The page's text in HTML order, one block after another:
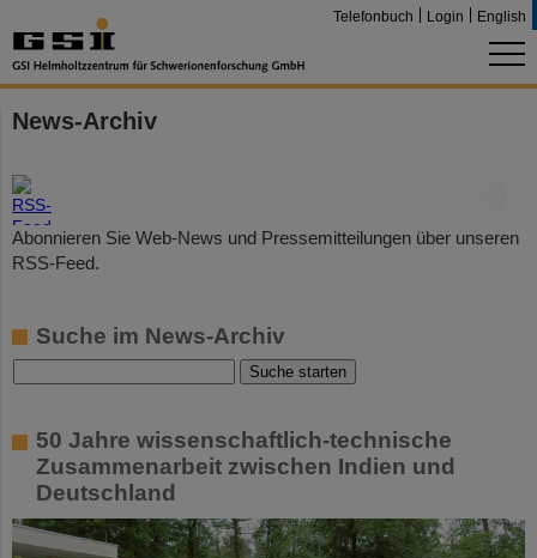
Telefonbuch Login English
News-Archiv
Abonnieren Sie Web-News und Pressemitteilungen über unseren
RSS-Feed.
Suche im News-Archiv
50 Jahre wissenschaftlich-technische
Zusammenarbeit zwischen Indien und
Deutschland